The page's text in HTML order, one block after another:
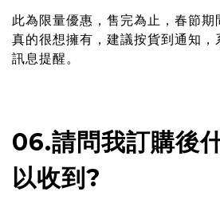
此為限量優惠，售完為止，春節期
真的很想擁有，建議按貨到通知，
訊息提醒。
06.請問我訂購後
以收到?